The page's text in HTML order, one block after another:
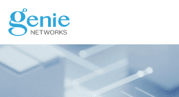
免費試用